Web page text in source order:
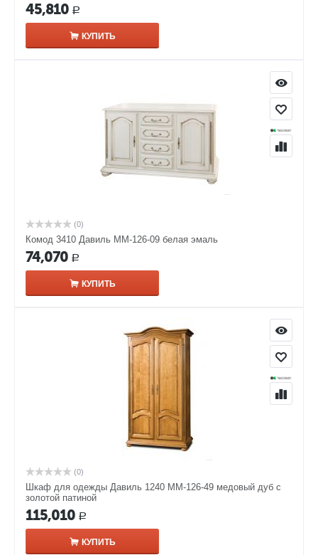
45,810 Р
КУПИТЬ
(0)
Комод 3410 Давиль ММ-126-09 белая эмаль
74,070 Р
КУПИТЬ
(0)
Шкаф для одежды Давиль 1240 ММ-126-49 медовый дуб с
золотой патиной
115,010 Р
КУПИТЬ